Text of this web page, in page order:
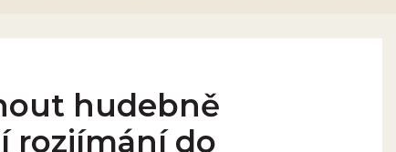
hudebně
rozjímání do